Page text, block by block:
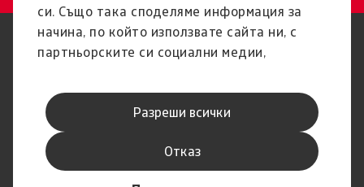
си. Също така споделяме информация за
начина, по който използвате сайта ни, с
партньорските си социални медии,
анализ, които може да я комбинират с
друга предоставена им от Вас информация
или с такава, която са събрали от
ползването от Ваша страна на услугите им.
Разреши всички
Отказ
Защита на Личните Данни
Декларация за
Фишинг и сигурност
Канал за изказване на мнения
Правно известие
Информация за доставчика